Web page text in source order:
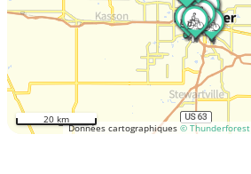
Données cartographiques © Thunderforest
20 km